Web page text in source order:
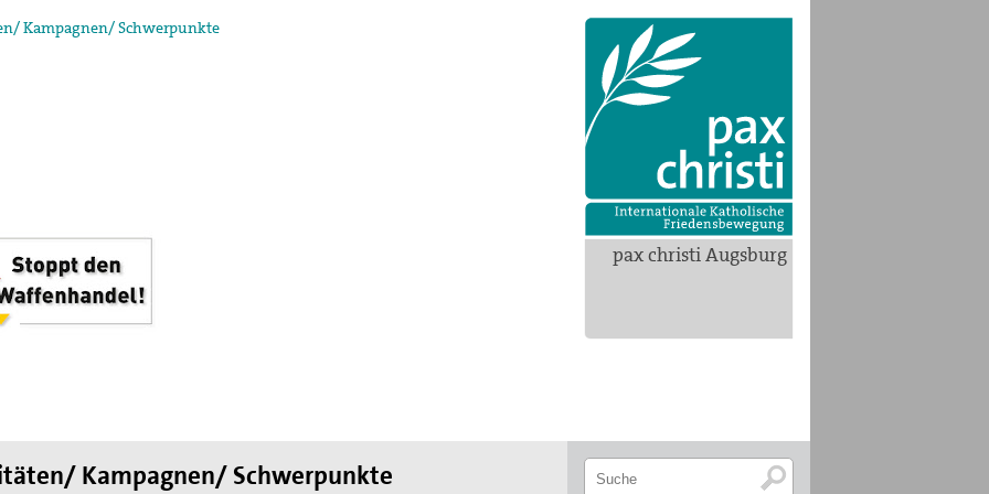
pax christi Augsburg
Kampagnen/ Schwerpunkte
des II. Weltkrieges,
die Hand
Kampagnen/ Schwerpunkte